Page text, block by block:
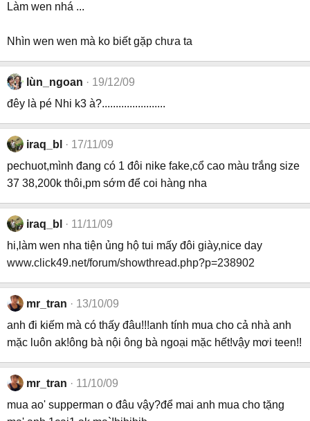
Làm wen nhá ...
Nhìn wen wen mà ko biết gặp chưa ta
lùn_ngoan
19/12/09
đêy là pé Nhi k3 à?.......................
iraq_bl
17/11/09
pechuot,mình đang có 1 đôi nike fake,cổ cao màu trắng size
37 38,200k thôi,pm sớm để coi hàng nha
iraq_bl
11/11/09
hi,làm wen nha tiện ủng hộ tui mấy đôi giày,nice day
www.click49.net/forum/showthread.php?p=238902
mr_tran
13/10/09
anh đi kiếm mà có thấy đâu!!!anh tính mua cho cả nhà anh
mặc luôn ak!ông bà nội ông bà ngoại mặc hết!vậy mơi teen!!
mr_tran
11/10/09
mua ao' supperman o đâu vậy?để mai anh mua cho tặng